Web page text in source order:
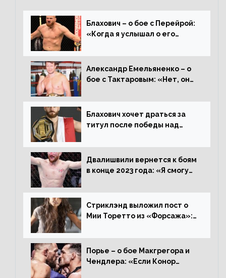
Блахович – о бое с Перейрой:
«Когда я услышал о его
драться с ним»
Александр Емельяненко – о
бое с Тактаровым: «Нет, он
Блахович хочет драться за
титул после победы над
увезти пояс в Польшу»
Двалишвили вернется к боям
в конце 2023 года: «Я смогу
Стриклэнд выложил пост о
Мии Торетто из «Форсажа»:
смотреть этот отсталый
фильм»
Порье – о бое Макгрегора и
Чендлера: «Если Конор